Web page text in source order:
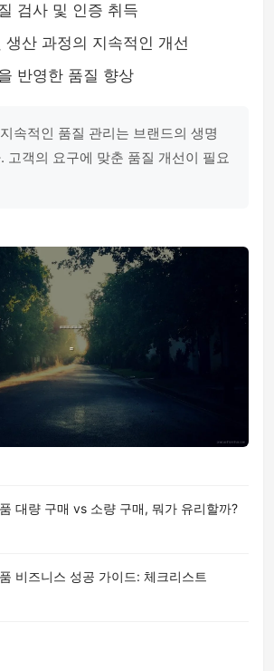
검사 및 인증 취득
생산 과정의 지속적인 개선
반영한 품질 향상
속적인 품질 관리는 브랜드의 생명
고객의 요구에 맞춘 품질 개선이 필요
대량 구매 vs 소량 구매, 뭐가 유리할까?
비즈니스 성공 가이드: 체크리스트